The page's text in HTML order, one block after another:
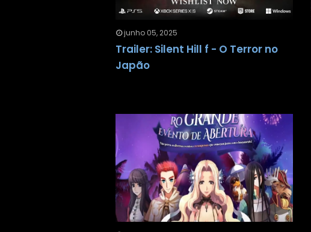
junho 05, 2025
Trailer: Silent Hill f - O Terror no
Japão